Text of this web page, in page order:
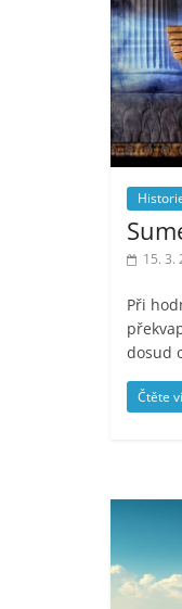
15. 3.
Při
dosud
Čtěte